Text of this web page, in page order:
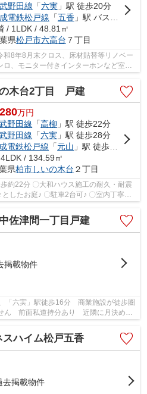
野田線 「六実」駅 徒歩20分
電鉄松戸線 「五香」駅 バス7分 「クリーンセンター（松戸市）」 停歩3分
/ 1LDK / 48.81㎡
県松戸市六高台 ７丁目
和8年8月末クロス、床材貼替等リノベー
、モニター付きインターホンなど室内
木台2丁目 戸建
万円
野田線 「高柳 」駅 徒歩22分
野田線 「六実 」駅 徒歩28分
電鉄松戸線 「元山 」駅 徒歩29分
/ 134.59㎡
県柏市しいの木台 ２丁目
約22分 〇大和ハウス施工の耐久・耐震
したお庭♪ 〇駐車2台可♪ 〇室内丁寧に
佐津間一丁目戸建
掲載物件
「六実」駅徒歩16分 商業施設が徒歩圏
ん 前面私道持分あり 近隣に月決め駐
スハイム松戸五香
去掲載物件